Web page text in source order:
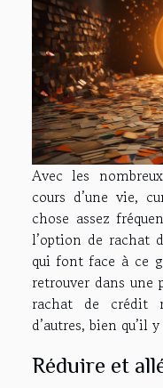
Avec les
cours d’une vie,
chose assez
l’option de rachat
qui font face à ce
retrouver dans une
rachat de crédit
d’autres, bien qu’il
Réduire et